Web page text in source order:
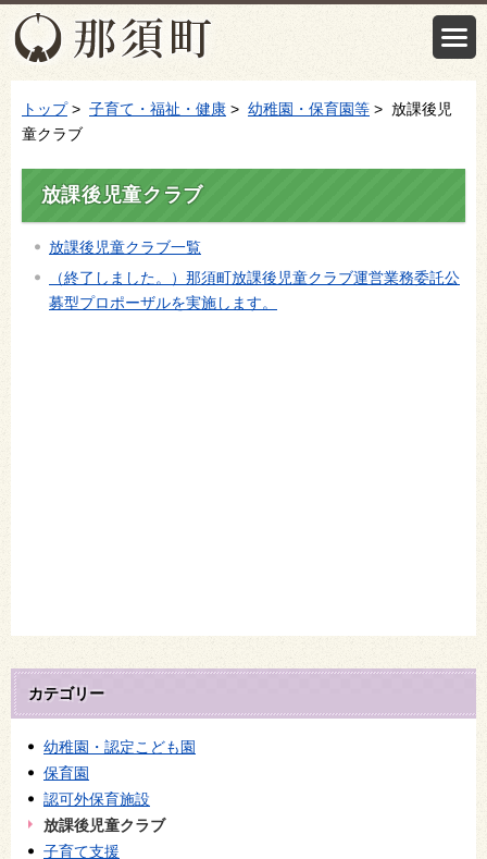
トップ> 子育て・福祉・健康 > 幼稚園・保育園等 > 放課後児
童クラブ
放課後児童クラブ
放課後児童クラブ一覧
（終了しました。）那須町放課後児童クラブ運営業務委託公
募型プロポーザルを実施します。
カテゴリー
幼稚園・認定こども園
保育園
認可外保育施設
放課後児童クラブ
子育て支援